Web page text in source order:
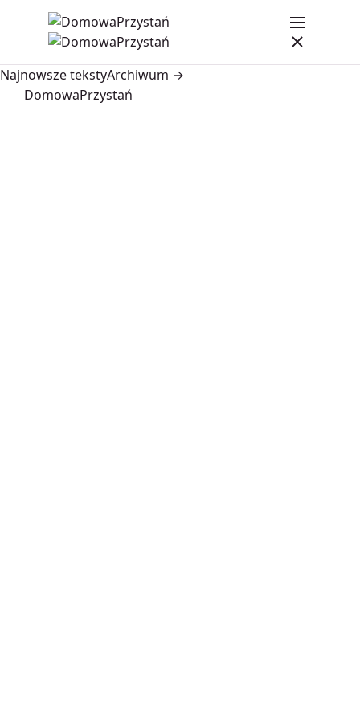
Najnowsze tekstyArchiwum →
DomowaPrzystań